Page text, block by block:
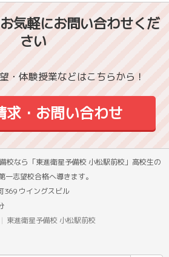
お気軽にお問い合わせくだ
さい
・体験授業などはこちらから！
・お問い合わせ
校なら「東進衛星予備校 小松駅前校」高校生の
志望校合格へ導きます。
369 ウイングスビル
東進衛星予備校 小松駅前校